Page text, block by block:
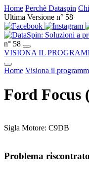
Home Perchè Dataspin
Ultima Versione n° 58
n° 58
VISIONA IL
Home Visiona il
Ford Focus
Sigla Motore: C9DB
Problema